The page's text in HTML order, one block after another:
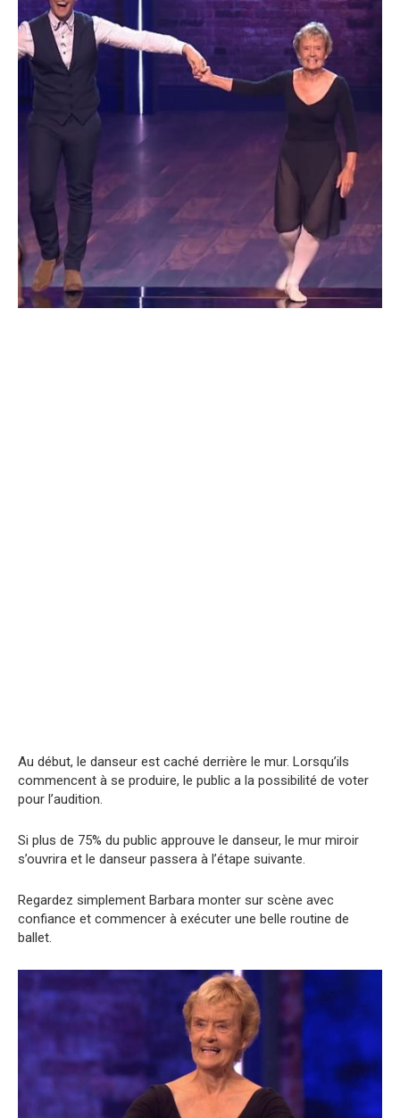
Au début, le danseur est caché derrière le mur. Lorsqu’ils
commencent à se produire, le public a la possibilité de voter
pour l’audition.
Si plus de 75% du public approuve le danseur, le mur miroir
s’ouvrira et le danseur passera à l’étape suivante.
Regardez simplement Barbara monter sur scène avec
confiance et commencer à exécuter une belle routine de
ballet.